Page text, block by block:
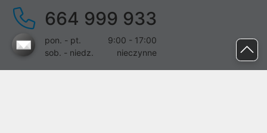
664 999 933
pon. - pt.
9:00 - 17:00
sob. - niedz.
nieczynne